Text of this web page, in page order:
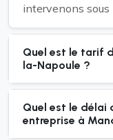
intervenons sous
Quel est le tarif
la-Napoule ?
Quel est le délai
entreprise à